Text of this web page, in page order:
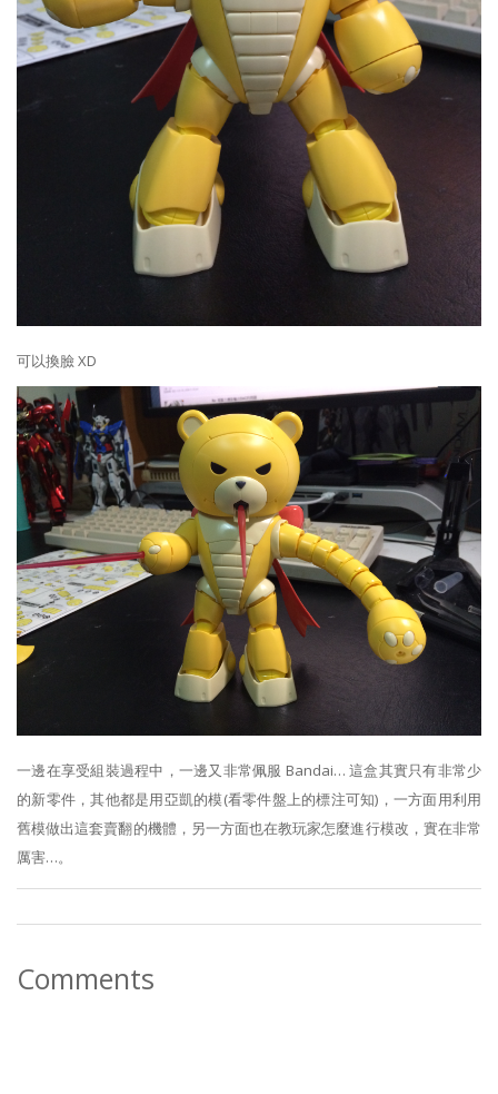
可以換臉 XD
一邊在享受組裝過程中，一邊又非常佩服 Bandai… 這盒其實只有非常少
的新零件，其他都是用亞凱的模(看零件盤上的標注可知)，一方面用利用
舊模做出這套賣翻的機體，另一方面也在教玩家怎麼進行模改，實在非常
厲害…。
Comments